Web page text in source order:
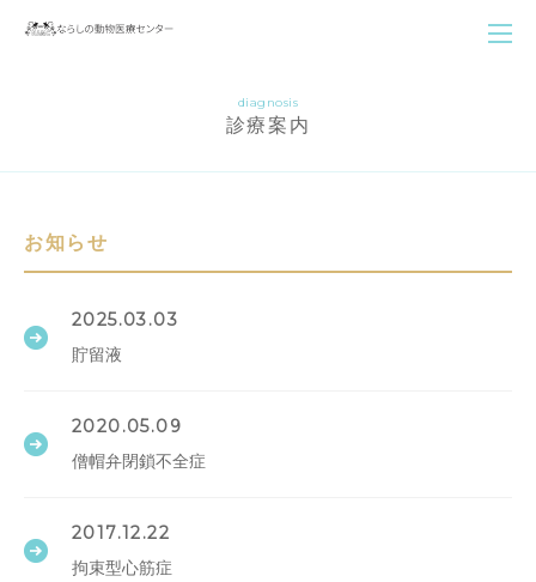
diagnosis
診療案内
お知らせ
2025.03.03
貯留液
2020.05.09
僧帽弁閉鎖不全症
2017.12.22
拘束型心筋症